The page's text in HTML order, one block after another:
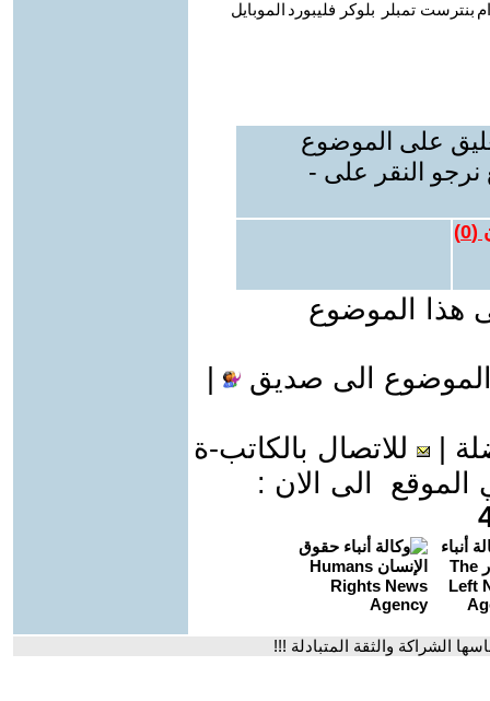
بنترست تمبلر بلوكر فليبورد الموبايل
على الموضوع
نرجو النقر على -
(
0
)
هذا الموضوع
الى صديق
للاتصال بالكاتب-ة
الى الان :
الشراكة والثقة المتبادلة !!!